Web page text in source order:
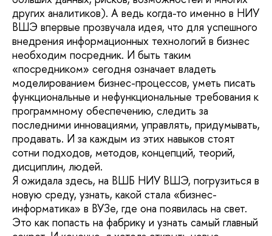
других аналитиков). А ведь когда-то именно в НИУ
ВШЭ впервые прозвучала идея, что для успешного
внедрения информационных технологий в бизнес
необходим посредник. И быть таким
«посредником» сегодня означает владеть
моделированием бизнес-процессов, уметь писать
функциональные и нефункциональные требования к
программному обеспечению, следить за
последними инновациями, управлять, придумывать,
продавать. И за каждым из этих навыков стоят
сотни подходов, методов, концепций, теорий,
дисциплин, людей.
Я ожидала здесь, на ВШБ НИУ ВШЭ, погрузиться в
новую среду, узнать, какой стала «бизнес-
информатика» в ВУЗе, где она появилась на свет.
Это как попасть на фабрику и узнать самый главный